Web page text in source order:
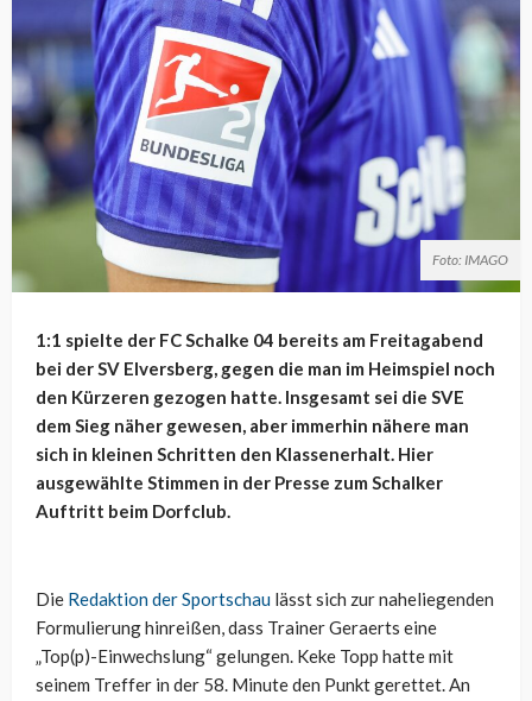
Foto: IMAGO
1:1 spielte der FC Schalke 04 bereits am Freitagabend
bei der SV Elversberg, gegen die man im Heimspiel noch
den Kürzeren gezogen hatte. Insgesamt sei die SVE
dem Sieg näher gewesen, aber immerhin nähere man
sich in kleinen Schritten den Klassenerhalt. Hier
ausgewählte Stimmen in der Presse zum Schalker
Auftritt beim Dorfclub.
Die Redaktion der Sportschau lässt sich zur naheliegenden
Formulierung hinreißen, dass Trainer Geraerts eine
„Top(p)-Einwechslung“ gelungen. Keke Topp hatte mit
seinem Treffer in der 58. Minute den Punkt gerettet. An